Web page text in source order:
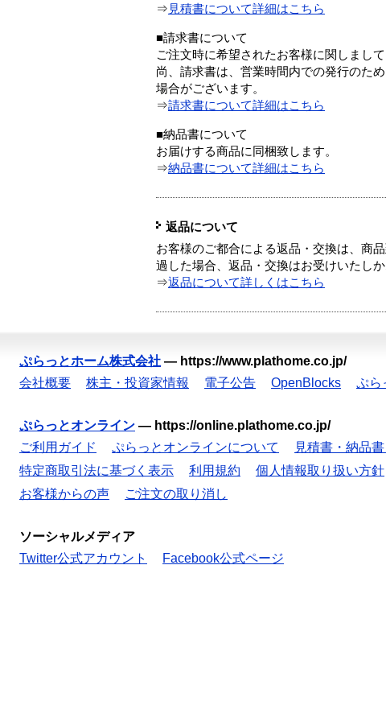
⇒ 見積書について詳細はこちら
■請求書について
ご注文時に希望されたお客様に関しまし
尚、請求書は、営業時間内での発行のた
場合がございます。
⇒請求書について詳細はこちら
■納品書について
お届けする商品に同梱致します。
⇒納品書について詳細はこちら
返品について
お客様のご都合による返品・交換は、商
過した場合、返品・交換はお受けいたしか
⇒返品について詳しくはこちら
ぷらっとホーム株式会社 — https://www.plathome.co.jp/
会社概要
株主・投資家情報 電子公告 OpenBlocks ぷら
ぷらっとオンライン — https://online.plathome.co.jp/
ご利用ガイド
ぷらっとオンラインについて 見積書・納品
特定商取引法に基づく表示
利用規約 個人情報取り扱い方針
お客様からの声
ご注文の取り消し
ソーシャルメディア
Twitter公式アカウント
Facebook公式ページ